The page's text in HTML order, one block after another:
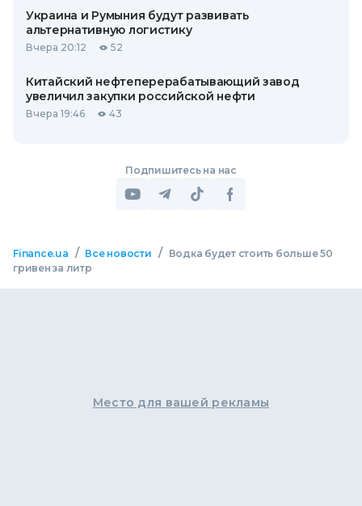
Украина и Румыния будут развивать
альтернативную логистику
Вчера 20:12 52
Китайский нефтеперерабатывающий завод
увеличил закупки российской нефти
Вчера 19:46 43
Подпишитесь на нас
Finance.ua / Все новости /
Водка будет стоить больше 50
гривен за литр
Место для вашей рекламы